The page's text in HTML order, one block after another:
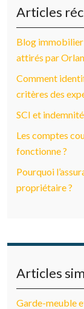
Articles
Blog immobilier
attirés par
Comment
critères des
SCI et
Les comptes
fonctionne ?
Pourquoi
propriétaire ?
Articles
Garde-meuble